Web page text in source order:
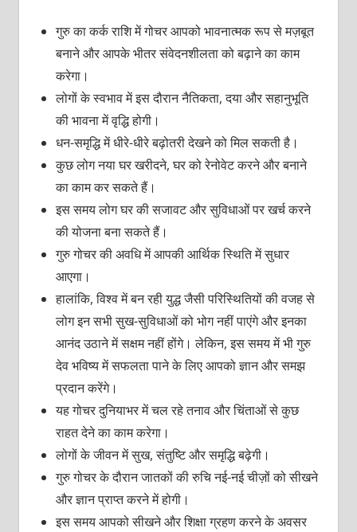
गुरु का कर्क राशि में गोचर आपको भावनात्मक रूप से मज़बूत
बनाने और आपके भीतर संवेदनशीलता को बढ़ाने का काम
करेगा।
लोगों के स्वभाव में इस दौरान नैतिकता, दया और सहानुभूति
की भावना में वृद्धि होगी।
धन-समृद्धि में धीरे-धीरे बढ़ोतरी देखने को मिल सकती है।
कुछ लोग नया घर खरीदने, घर को रेनोवेट करने और बनाने
का काम कर सकते हैं।
इस समय लोग घर की सजावट और सुविधाओं पर खर्च करने
की योजना बना सकते हैं।
गुरु गोचर की अवधि में आपकी आर्थिक स्थिति में सुधार
आएगा।
हालांकि, विश्व में बन रही युद्ध जैसी परिस्थितियों की वजह से
लोग इन सभी सुख-सुविधाओं को भोग नहीं पाएंगे और इनका
आनंद उठाने में सक्षम नहीं होंगे। लेकिन, इस समय में भी गुरु
देव भविष्य में सफलता पाने के लिए आपको ज्ञान और समझ
प्रदान करेंगे।
यह गोचर दुनियाभर में चल रहे तनाव और चिंताओं से कुछ
राहत देने का काम करेगा।
लोगों के जीवन में सुख, संतुष्टि और समृद्धि बढ़ेगी।
गुरु गोचर के दौरान जातकों की रुचि नई-नई चीज़ों को सीखने
और ज्ञान प्राप्त करने में होगी।
इस समय आपको सीखने और शिक्षा ग्रहण करने के अवसर